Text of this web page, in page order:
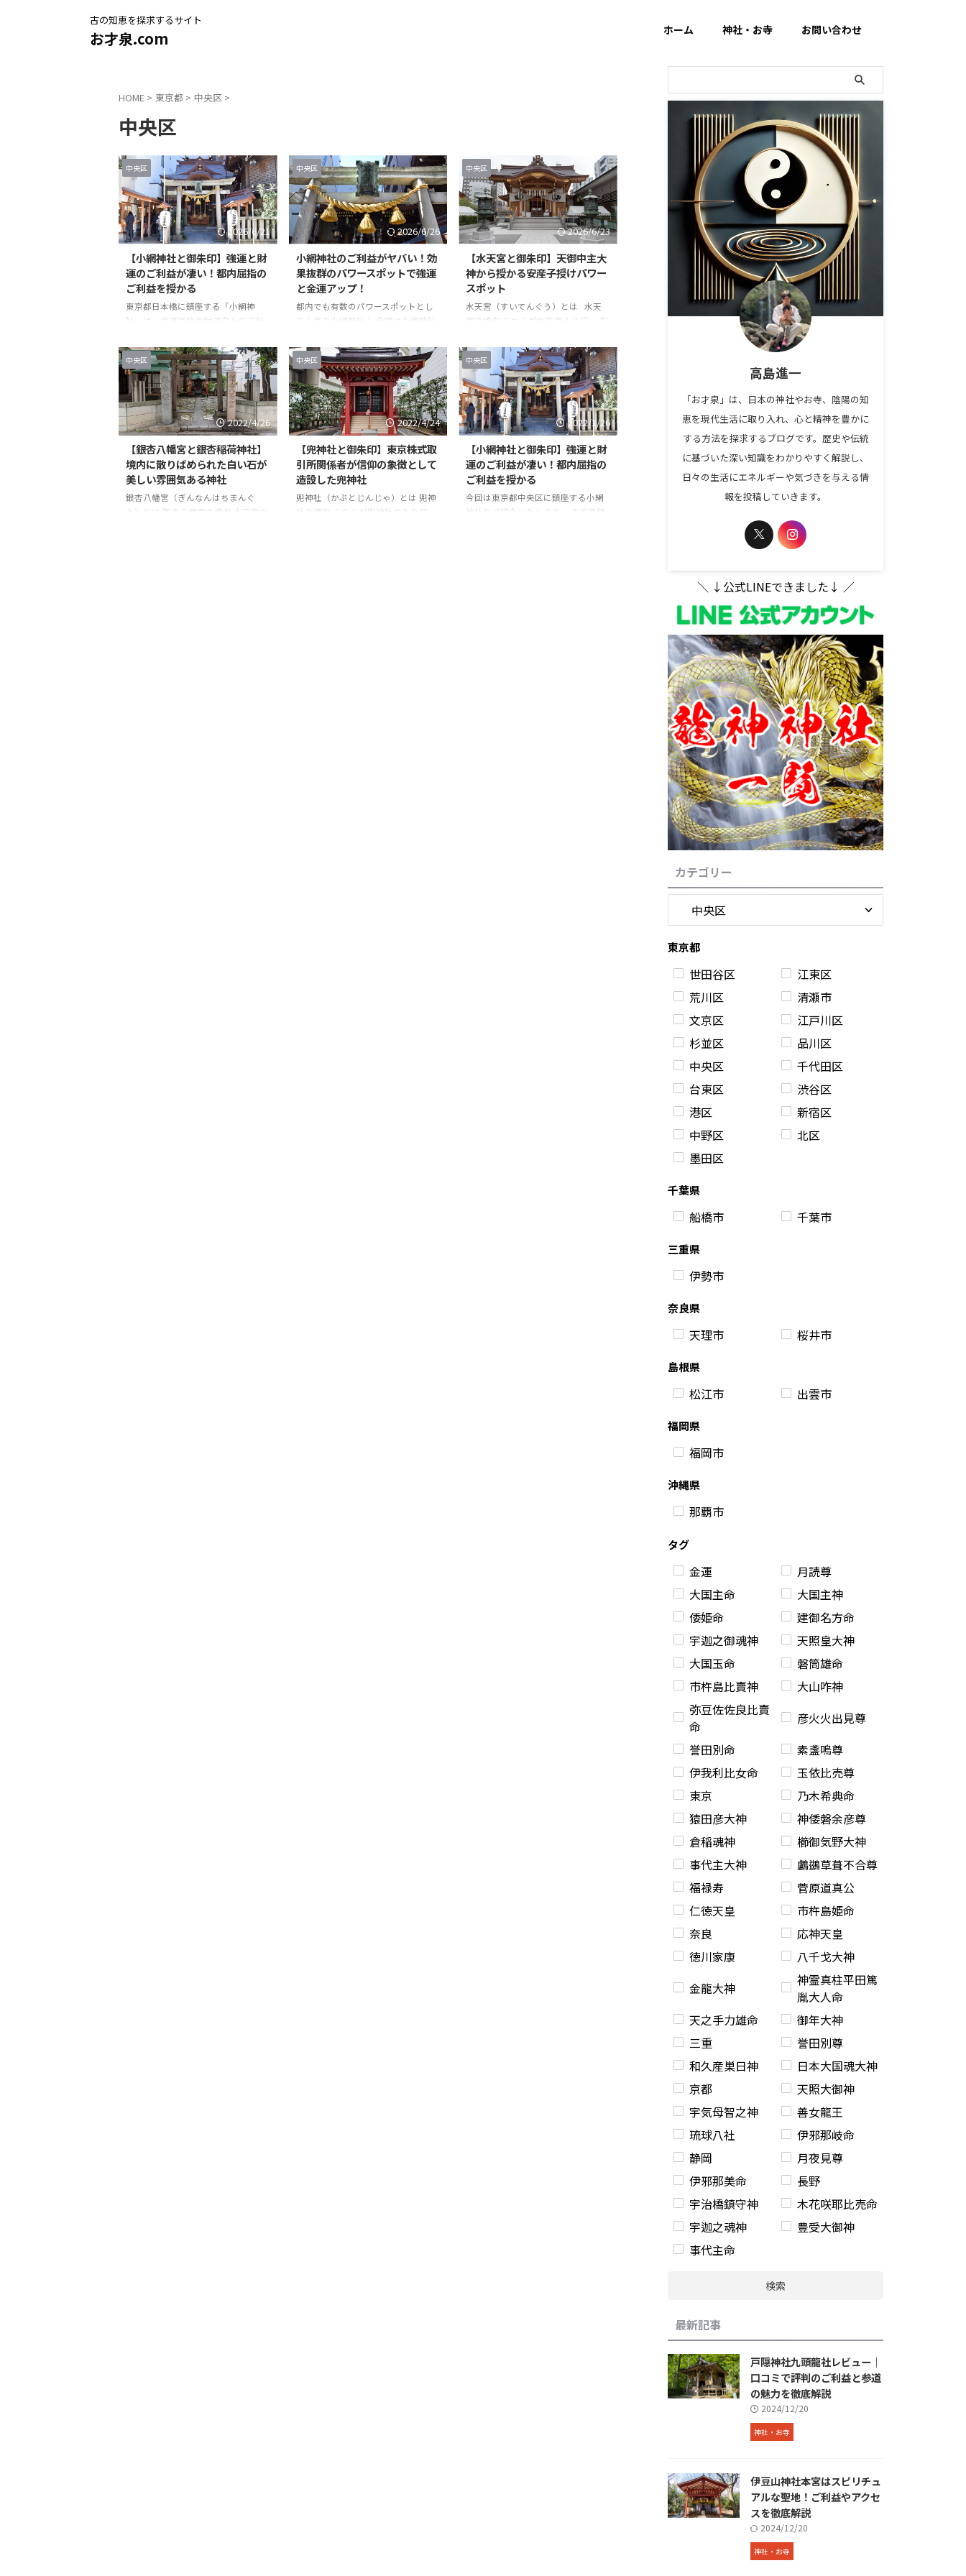
古の知恵を探求するサイト
お才泉.com ホーム 神社・お寺 お問い合わせ
HOME > 東京都 > 中央区 >
中央区
中央区
2026/6/21
【小網神社と御朱印】強運と財
運のご利益が凄い！都内屈指の
ご利益を授かる
東京都日本橋に鎮座する「小網神
社」は、強運厄除や財運向上のご利
けると評判のパワースポットです。
特に、戦災から無傷で守られた歴史
や、疫病を鎮めたとされる由緒は、
神社の神秘性とご利益の深さを感じ
させます。この記事では、小網神社
の魅力や参拝で得られる御利益、そ
して一目で心惹かれる御朱印のデザ
インや特徴について詳しくご紹介し
ます。 さらに、財運を高める「銭洗
い弁天」や、幸せを象徴する七福神
巡りの一環としての役割など、訪れ
る際に知っておきたい情報も満載で
中央区
2026/6/26
小網神社のご利益がヤバい！効
果抜群のパワースポットで強運
と金運アップ！
都内でも有数のパワースポットとし
て人気の小網神社！ 今回は小網神社
した。 ぜひ小網神社のご利益を受け
取ってください！ 小網神社のご利益
がヤバいと言われる理由は？ 小網神
社は、日本橋エリアに位置する歴史
ある神社として知られています。 そ
の人気の理由として、特に「強運厄
除けの神様」としての信仰が厚いこ
とが挙げられます。 多くの参拝者
が、ビジネスの成功や健康、家族の
安全を祈願して訪れます。 当神社は
その御由緒から、「強運厄除の神さ
ま」として崇められています。 第二
中央区
2026/6/23
【水天宮と御朱印】天御中主大
神から授かる安産子授けパワー
スポット
水天宮（すいてんぐう）とは 水天
宮の境内 こちらが水天宮入り口。 左
左の入り口。 神社とは思えない超近
代的な建築ですね！ 入ると御由緒と
開門時間の記載があります。 ここ水
天宮は開門時間が7時〜18時。参拝さ
れる方は気をつけてくださいね。 階
段を登っていくと左右に、気になる
方々が。 このお二人は御祭神のどな
たかな？と思ってましたが、神職の
方に伺ったところ御祭神を守る神
（隋神）と教えていただきました。
こちらは若い隋神様ですね。 水天宮
の狛犬。筋肉隆々ですごい迫 ...
中央区
2022/4/26
【銀杏八幡宮と銀杏稲荷神社】
境内に散りばめられた白い石が
美しい雰囲気ある神社
銀杏八幡宮（ぎんなんはちまんぐ
う）とは 銀杏八幡宮の境内 水天宮か
中央区
2022/4/24
【兜神社と御朱印】東京株式取
引所関係者が信仰の象徴として
造設した兜神社
兜神社（かぶとじんじゃ）とは 兜神
社の境内 こちらが兜神社の入り口。
中央区
2022/1/26
【小網神社と御朱印】強運と財
運のご利益が凄い！都内屈指の
ご利益を授かる
今回は東京都中央区に鎮座する小網
神社をご紹介いたします。 まず最初
高島進一
「お才泉」は、日本の神社やお寺、陰陽の知
恵を現代生活に取り入れ、心と精神を豊かに
する方法を探求するブログです。歴史や伝統
に基づいた深い知識をわかりやすく解説し、
日々の生活にエネルギーや気づきを与える情
報を投稿していきます。
＼ ↓公式LINEできました↓ ／
カテゴリー
東京都
世田谷区
江東区
荒川区
清瀬市
文京区
江戸川区
杉並区
品川区
中央区
千代田区
台東区
渋谷区
港区
新宿区
中野区
北区
墨田区
千葉県
船橋市 千葉市
三重県
伊勢市
奈良県
天理市 桜井市
島根県
松江市 出雲市
福岡県
福岡市
沖縄県
那覇市
タグ
金運
月読尊
大国主命
大国主神
倭姫命
建御名方命
宇迦之御魂神
天照皇大神
大国玉命
磐筒雄命
市杵島比賣神
大山咋神
弥豆佐佐良比賣
命
彦火火出見尊
誉田別命
素盞嗚尊
伊我利比女命
玉依比売尊
東京
乃木希典命
猿田彦大神
神倭磐余彦尊
倉稲魂神
櫛御気野大神
事代主大神
鸕鷀草葺不合尊
福禄寿
菅原道真公
仁徳天皇
市杵島姫命
奈良
応神天皇
徳川家康
八千戈大神
金龍大神
神霊真柱平田篤
胤大人命
天之手力雄命
御年大神
三重
誉田別尊
和久産巣日神
日本大国魂大神
京都
天照大御神
宇気母智之神
善女龍王
琉球八社
伊邪那岐命
静岡
月夜見尊
伊邪那美命
長野
宇治橋鎮守神
木花咲耶比売命
宇迦之魂神
豊受大御神
事代主命
検索
最新記事
戸隠神社九頭龍社レビュー｜
口コミで評判のご利益と参道
の魅力を徹底解説
2024/12/20
神社・お寺
伊豆山神社本宮はスピリチュ
アルな聖地！ご利益やアクセ
スを徹底解説
2024/12/20
神社・お寺